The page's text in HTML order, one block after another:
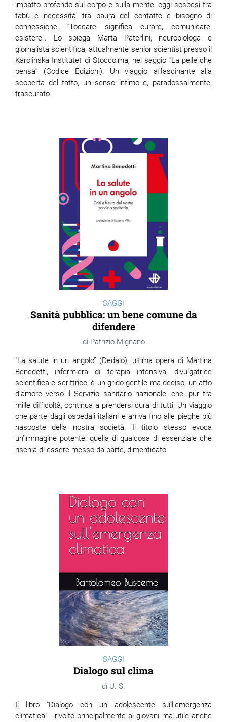
impatto profondo sul corpo e sulla mente, oggi sospesi tra
tabù e necessità, tra paura del contatto e bisogno di
connessione. “Toccare significa curare, comunicare,
esistere”. Lo spiega Marta Paterlini, neurobiologa e
giornalista scientifica, attualmente senior scientist presso il
Karolinska Institutet di Stoccolma, nel saggio “La pelle che
pensa” (Codice Edizioni). Un viaggio affascinante alla
scoperta del tatto, un senso intimo e, paradossalmente,
trascurato
SAGGI
Sanità pubblica: un bene comune da
difendere
Patrizio Mignano
"La salute in un angolo” (Dedalo), ultima opera di Martina
Benedetti, infermiera di terapia intensiva, divulgatrice
scientifica e scrittrice, è un grido gentile ma deciso, un atto
d’amore verso il Servizio sanitario nazionale, che, pur tra
mille difficoltà, continua a prendersi cura di tutti. Un viaggio
che parte dagli ospedali italiani e arriva fino alle pieghe più
nascoste della nostra società. Il titolo stesso evoca
un’immagine potente: quella di qualcosa di essenziale che
rischia di essere messo da parte, dimenticato
SAGGI
Dialogo sul clima
U. S.
Il libro "Dialogo con un adolescente sull'emergenza
climatica" - rivolto principalmente ai giovani ma utile anche